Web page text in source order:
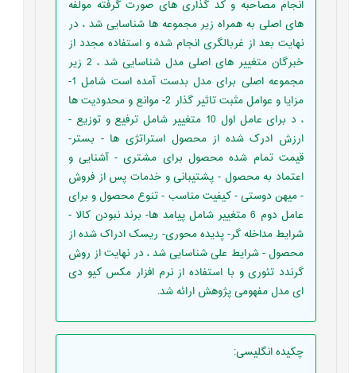
انجام مصاحبه و کد گذاری های صورت گرفته مولفه
های اصلی به همراه زیر مجموعه ها شناسایی شد ، در
نهایت بعد از غربالگری انجام شده و استفاده مجدد از
خبرگان متغییر های اصلی مدل شناسایی شد ، 2 زیر
مجموعه اصلی برای مدل بدست آمده است شامل 1-
مزایا و عوامل مثبت تاثیر گذار 2- موانع و محدودیت ها
، د برای عامل اول 10 متغییر شامل ترفیع و توزیع -
ارزش ادرک شده از محصول استراتژی ها - بستر-
قیمت تمام شده محصول برای مشتری - آشنایی و
اعتماد به محصول - پشتیبانی و خدمات پس از فروش
- میهن دوستی - کیفیت مناسب - تنوع محصول و برای
عامل دوم 6 متغییر شامل پیامد ها- برند نبودن کالا -
شرایط مداخله گر- پدیده محوری- ریسک ادراک شده از
محصول - شرایط علی شناسایی شد ، در نهایت از روش
گرندد تئوری و با استفاده از نرم افزار مکس کیو دی
ای مدل مفهومی پژوهش ارائه شد.
چکیده انگلیسی: